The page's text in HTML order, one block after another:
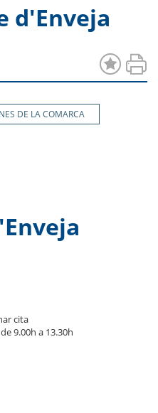
d'Enveja
DE LA COMARCA
cita
9.00h a 13.30h